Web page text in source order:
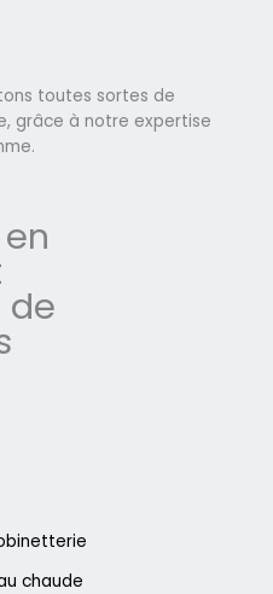
toutes sortes de
grâce à notre expertise
de
chaude